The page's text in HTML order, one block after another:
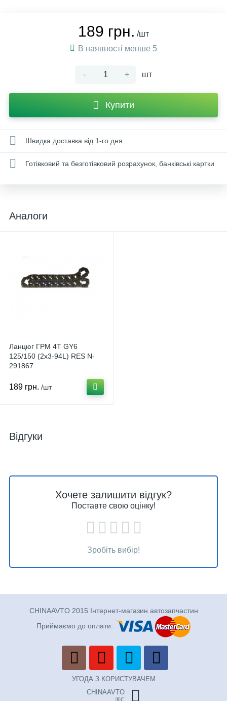
189 грн. /шт
В наявності менше 5
- + шт
Купити
Швидка доставка від 1-го дня
Готівковий та безготівковий розрахунок, банківські картки
Аналоги
Ланцюг ГРМ 4T GY6
125/150 (2x3-94L) RES N-
291867
189 грн. /шт
Відгуки
Хочете залишити відгук?
Поставте свою оцінку!
Зробіть вибір!
CHINAAVTO 2015 Інтернет-магазин автозапчастин
Приймаємо до оплати:
УГОДА З КОРИСТУВАЧЕМ
CHINAAVTO